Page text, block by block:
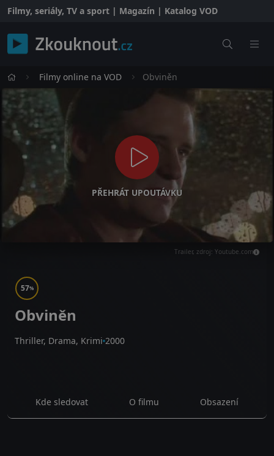
Filmy, seriály, TV a sport | Magazín | Katalog VOD
Filmy online na VOD Obviněn
PŘEHRÁT UPOUTÁVKU
Trailer, zdroj: Youtube.com
57%
Obviněn
Thriller, Drama, Krimi 2000
Kde sledovat O filmu Obsazení